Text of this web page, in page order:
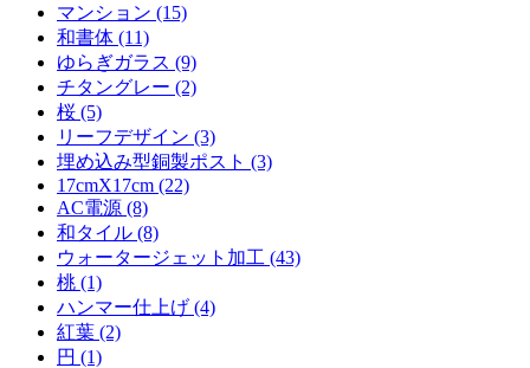
マンション (15)
和書体 (11)
ゆらぎガラス (9)
チタングレー (2)
桜 (5)
リーフデザイン (3)
埋め込み型銅製ポスト (3)
17cmX17cm (22)
AC電源 (8)
和タイル (8)
ウォータージェット加工 (43)
桃 (1)
ハンマー仕上げ (4)
紅葉 (2)
円 (1)